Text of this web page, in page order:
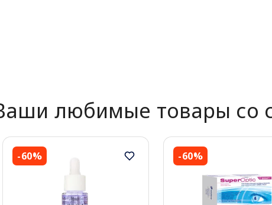
любимые товары со
-60% -60%